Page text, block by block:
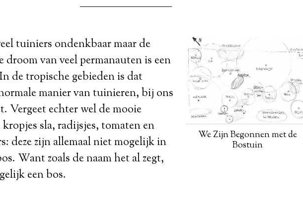
We Zijn Begonnen met de
Bostuin
tuiniers ondenkbaar maar de
droom van veel permanauten is een
de tropische gebieden is dat
manier van tuinieren, bij ons
Vergeet echter wel de mooie
sla, radijsjes, tomaten en
deze zijn allemaal niet mogelijk in
Want zoals de naam het al zegt,
een bos.